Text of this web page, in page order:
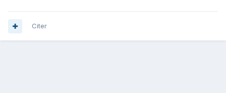
Citer